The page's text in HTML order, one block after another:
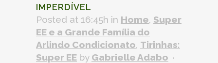
IMPERDÍVEL
Posted at 16:45h in Home, Super
EE e a Grande Família do
Arlindo Condicionato, Tirinhas:
Super EE by Gabrielle Adabo